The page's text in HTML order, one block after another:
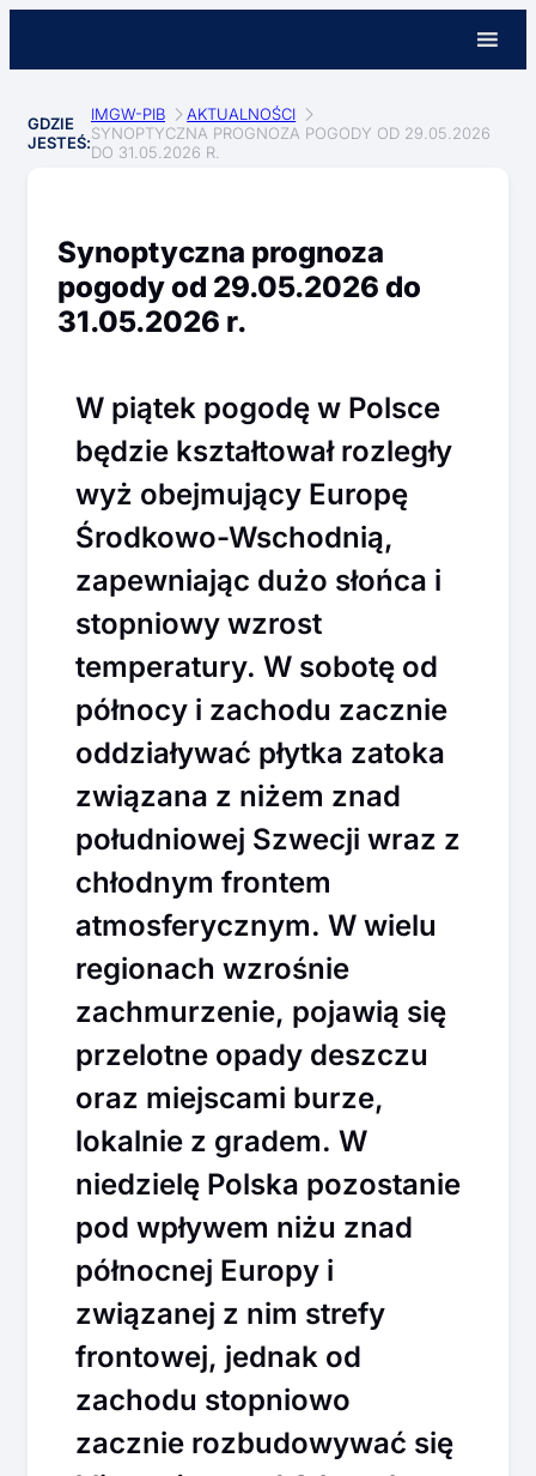
GDZIE
JESTEŚ:
IMGW-PIB
AKTUALNOŚCI
SYNOPTYCZNA PROGNOZA POGODY OD 29.05.2026
DO 31.05.2026 R.
Synoptyczna prognoza
pogody od 29.05.2026 do
31.05.2026 r.
W piątek pogodę w Polsce
będzie kształtował rozległy
wyż obejmujący Europę
Środkowo-Wschodnią,
zapewniając dużo słońca i
stopniowy wzrost
temperatury. W sobotę od
północy i zachodu zacznie
oddziaływać płytka zatoka
związana z niżem znad
południowej Szwecji wraz z
chłodnym frontem
atmosferycznym. W wielu
regionach wzrośnie
zachmurzenie, pojawią się
przelotne opady deszczu
oraz miejscami burze,
lokalnie z gradem. W
niedzielę Polska pozostanie
pod wpływem niżu znad
północnej Europy i
związanej z nim strefy
frontowej, jednak od
zachodu stopniowo
zacznie rozbudowywać się